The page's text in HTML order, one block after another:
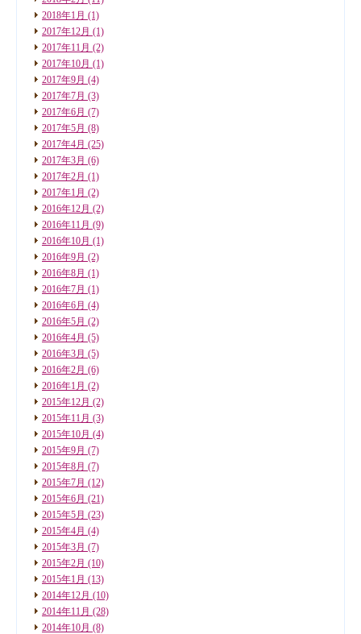
2018年1月 (1)
2017年12月 (1)
2017年11月 (2)
2017年10月 (1)
2017年9月 (4)
2017年7月 (3)
2017年6月 (7)
2017年5月 (8)
2017年4月 (25)
2017年3月 (6)
2017年2月 (1)
2017年1月 (2)
2016年12月 (2)
2016年11月 (9)
2016年10月 (1)
2016年9月 (2)
2016年8月 (1)
2016年7月 (1)
2016年6月 (4)
2016年5月 (2)
2016年4月 (5)
2016年3月 (5)
2016年2月 (6)
2016年1月 (2)
2015年12月 (2)
2015年11月 (3)
2015年10月 (4)
2015年9月 (7)
2015年8月 (7)
2015年7月 (12)
2015年6月 (21)
2015年5月 (23)
2015年4月 (4)
2015年3月 (7)
2015年2月 (10)
2015年1月 (13)
2014年12月 (10)
2014年11月 (28)
2014年10月 (8)